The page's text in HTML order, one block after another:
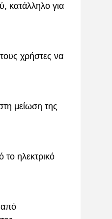
κατάλληλο για
χρήστες να
μείωση της
το ηλεκτρικό
από